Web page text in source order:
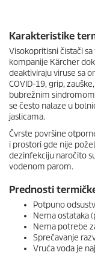
Karakteristike
Visokopritisni čistači
kompanije Kärcher
deaktiviraju viruse sa
COVID-19, grip,
bubrežnim
se često nalaze u
jaslicama.
Čvrste površine
i prostori gde nije
dezinfekciju naročito
vodenom parom.
Prednosti
Potpuno
Nema ostataka
Nema potrebe
Sprečavanje
Vruća voda je